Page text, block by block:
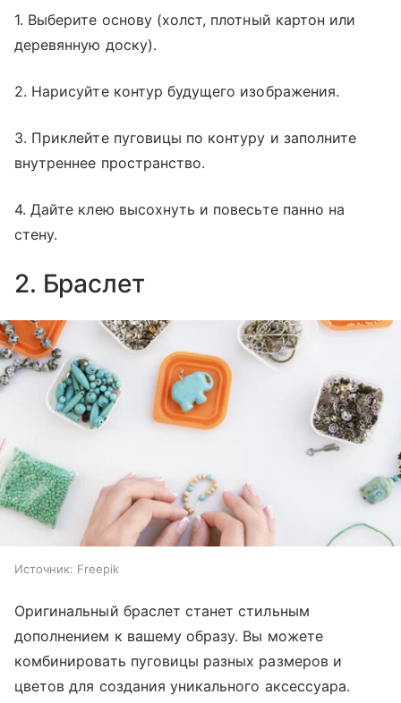
1. Выберите основу (холст, плотный картон или
деревянную доску).
2. Нарисуйте контур будущего изображения.
3. Приклейте пуговицы по контуру и заполните
внутреннее пространство.
4. Дайте клею высохнуть и повесьте панно на
стену.
2. Браслет
Источник: Freepik
Оригинальный браслет станет стильным
дополнением к вашему образу. Вы можете
комбинировать пуговицы разных размеров и
цветов для создания уникального аксессуара.